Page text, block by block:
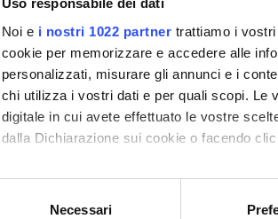
Uso responsabile dei dati
Noi e i nostri 1022 partner trattiamo i
cookie per memorizzare e accedere alle
personalizzati, misurare gli annunci e i
chi utilizza i vostri dati e per quali scopi. Le
digitale in cui avete effettuato le vostre
dalla Dichiarazione sui cookie o facendo
Con il tuo consenso, vorremmo anche:
raccogliere informazioni sulla tua
Necessari
Enti o Aziende Partner
Destinatari
Link a siti web